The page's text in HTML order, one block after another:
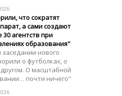
что сократят
а сами создают
30 агентств при
образования"
нового
о футболках, о
О масштабной
почти ничего"